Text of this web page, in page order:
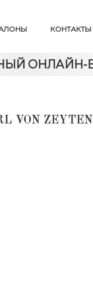
КОНТАКТЫ
ОНЛАЙН-
VON